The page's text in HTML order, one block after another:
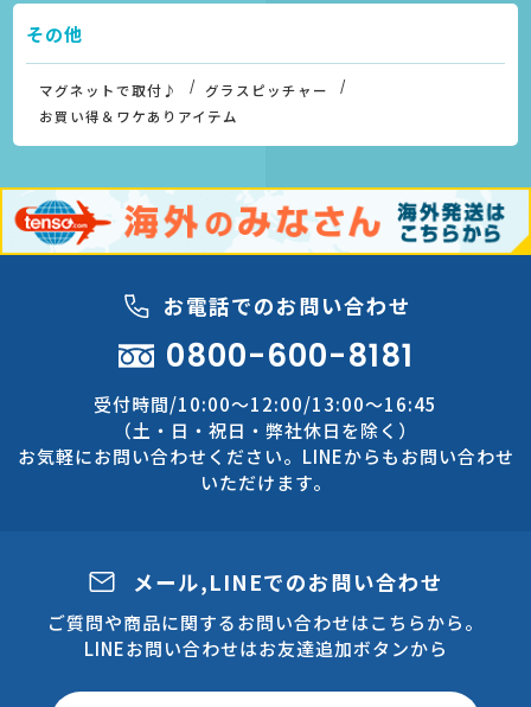
その他
マグネットで取付♪
グラスピッチャー
お買い得＆ワケありアイテム
お電話でのお問い合わせ
0800-600-8181
受付時間/10:00～12:00/13:00～16:45
（土・日・祝日・弊社休日を除く）
お気軽にお問い合わせください。LINEからもお問い合わせ
いただけます。
メール,LINEでのお問い合わせ
ご質問や商品に関するお問い合わせはこちらから。
LINEお問い合わせはお友達追加ボタンから